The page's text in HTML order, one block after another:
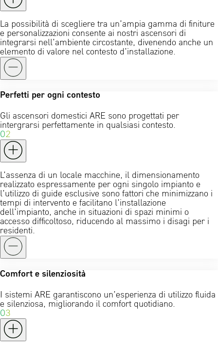
La possibilità di scegliere tra un’ampia gamma di finiture
e personalizzazioni consente ai nostri ascensori di
integrarsi nell’ambiente circostante, divenendo anche un
elemento di valore nel contesto d’installazione.
Perfetti per ogni contesto
Gli ascensori domestici ARE sono progettati per
intergrarsi perfettamente in qualsiasi contesto.
02
L’assenza di un locale macchine, il dimensionamento
realizzato espressamente per ogni singolo impianto e
l’utilizzo di guide esclusive sono fattori che minimizzano i
tempi di intervento e facilitano l’installazione
dell’impianto, anche in situazioni di spazi minimi o
accesso difficoltoso, riducendo al massimo i disagi per i
residenti.
Comfort e silenziosità
I sistemi ARE garantiscono un’esperienza di utilizzo fluida
e silenziosa, migliorando il comfort quotidiano.
03